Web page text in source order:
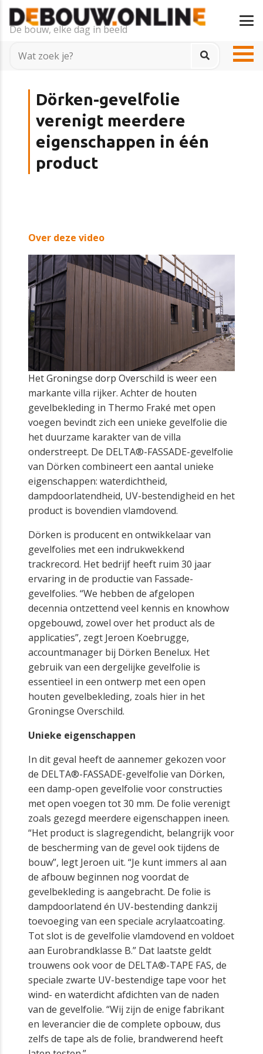
De bouw, elke dag in beeld
Dörken-gevelfolie
verenigt meerdere
eigenschappen in één
product
Over deze video
Het Groningse dorp Overschild is weer een
markante villa rijker. Achter de houten
gevelbekleding in Thermo Fraké met open
voegen bevindt zich een unieke gevelfolie die
het duurzame karakter van de villa
onderstreept. De DELTA®-FASSADE-gevelfolie
van Dörken combineert een aantal unieke
eigenschappen: waterdichtheid,
dampdoorlatendheid, UV-bestendigheid en het
product is bovendien vlamdovend.
Dörken is producent en ontwikkelaar van
gevelfolies met een indrukwekkend
trackrecord. Het bedrijf heeft ruim 30 jaar
ervaring in de productie van Fassade-
gevelfolies. “We hebben de afgelopen
decennia ontzettend veel kennis en knowhow
opgebouwd, zowel over het product als de
applicaties”, zegt Jeroen Koebrugge,
accountmanager bij Dörken Benelux. Het
gebruik van een dergelijke gevelfolie is
essentieel in een ontwerp met een open
houten gevelbekleding, zoals hier in het
Groningse Overschild.
Unieke eigenschappen
In dit geval heeft de aannemer gekozen voor
de DELTA®-FASSADE-gevelfolie van Dörken,
een damp-open gevelfolie voor constructies
met open voegen tot 30 mm. De folie verenigt
zoals gezegd meerdere eigenschappen ineen.
“Het product is slagregendicht, belangrijk voor
de bescherming van de gevel ook tijdens de
bouw”, legt Jeroen uit. “Je kunt immers al aan
de afbouw beginnen nog voordat de
gevelbekleding is aangebracht. De folie is
dampdoorlatend én UV-bestending dankzij
toevoeging van een speciale acrylaatcoating.
Tot slot is de gevelfolie vlamdovend en voldoet
aan Eurobrandklasse B.” Dat laatste geldt
trouwens ook voor de DELTA®-TAPE FAS, de
speciale zwarte UV-bestendige tape voor het
wind- en waterdicht afdichten van de naden
van de gevelfolie. “Wij zijn de enige fabrikant
en leverancier die de complete opbouw, dus
zelfs de tape als de folie, brandwerend heeft